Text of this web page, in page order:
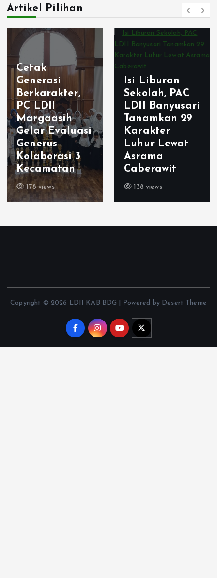
Artikel Pilihan
Cetak
Generasi
Berkarakter,
PC LDII
Margaasih
Gelar Evaluasi
Generus
Kolaborasi 3
Kecamatan
178 views
Isi Liburan
Sekolah, PAC
LDII Banyusari
Tanamkan 29
Karakter
Luhur Lewat
Asrama
Caberawit
138 views
Copyright © 2026 LDII KAB BDG | Powered by Desert Theme